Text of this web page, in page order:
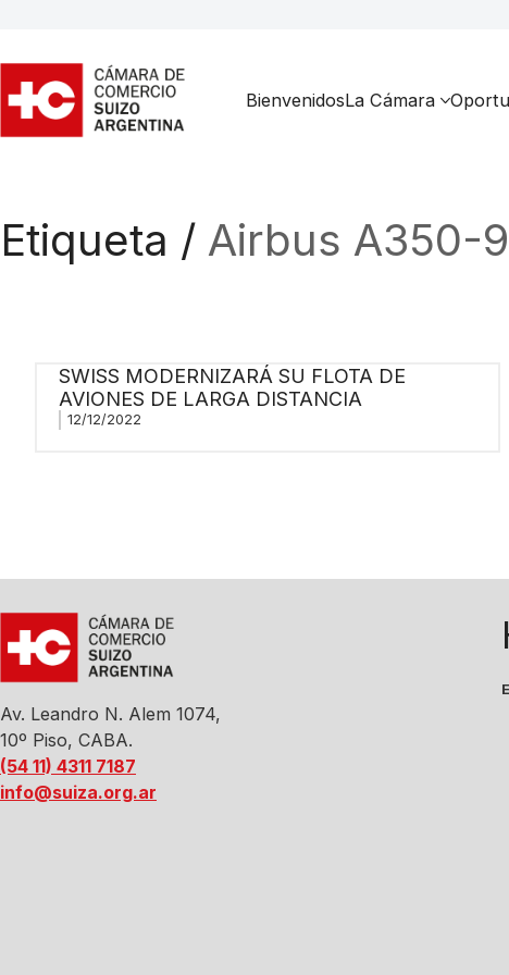
BienvenidosLa Cámara
Etiqueta / Airbus A350-
SWISS MODERNIZARÁ SU FLOTA DE
AVIONES DE LARGA DISTANCIA
12/12/2022
Av. Leandro N. Alem 1074,
10º Piso, CABA.
(54 11) 4311 7187
info@suiza.org.ar